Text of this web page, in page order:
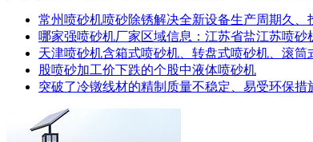
常州喷砂机喷砂除锈解决全新设备生产周期久、
哪家强喷砂机厂家区域信息：江苏省盐江苏喷砂
天津喷砂机含箱式喷砂机、转盘式喷砂机、滚
股喷砂加工价下跌的个股中液体喷砂机
突破了冷镦线材的精制质量不稳定、易受环保